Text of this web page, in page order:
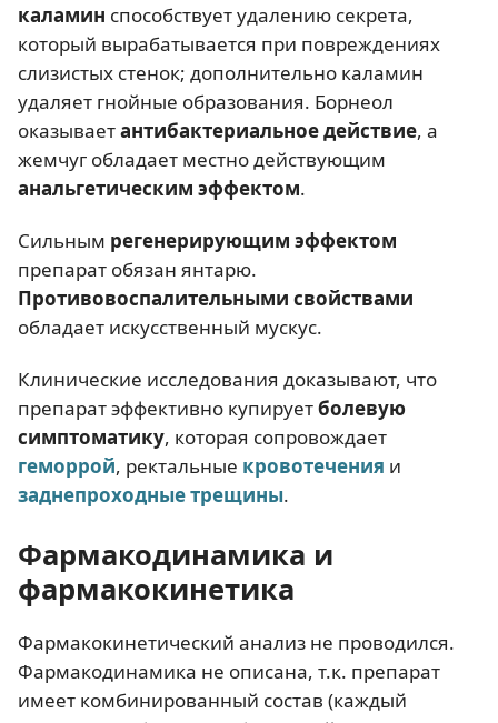
каламин способствует удалению секрета,
который вырабатывается при повреждениях
слизистых стенок; дополнительно каламин
удаляет гнойные образования. Борнеол
оказываетантибактериальное действие, а
жемчуг обладает местно действующим
анальгетическим эффектом.
Сильным регенерирующим эффектом
препарат обязан янтарю.
Противовоспалительными свойствами
обладает искусственный мускус.
Клинические исследования доказывают, что
препарат эффективно купируетболевую
симптоматику, которая сопровождает
геморрой, ректальные кровотечения и
заднепроходные трещины.
Фармакодинамика и
фармакокинетика
Фармакокинетический анализ не проводился.
Фармакодинамика не описана, т.к. препарат
имеет комбинированный состав (каждый